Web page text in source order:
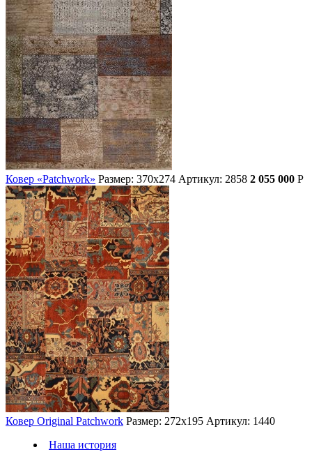
Ковер «Patchwork» Размер: 370х274 Артикул: 2858 2 055 000 Р
Ковер Original Patchwork Размер: 272х195 Артикул: 1440
Наша история